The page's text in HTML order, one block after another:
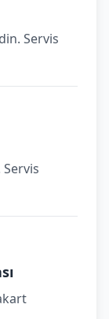
Servis
Servis